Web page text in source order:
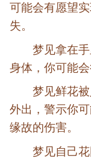
可能会有愿望
失。
梦见拿在
身体，你可能会
梦见鲜花
外出，警示你
缘故的伤害。
梦见自己